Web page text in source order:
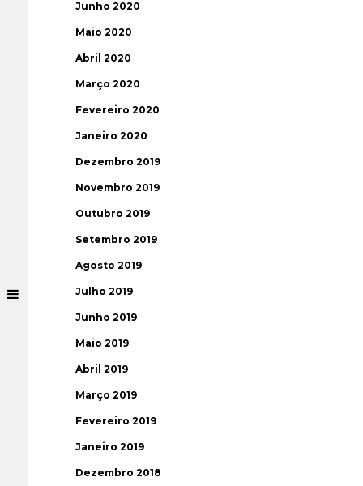
Junho 2020
Maio 2020
Abril 2020
Março 2020
Fevereiro 2020
Janeiro 2020
Dezembro 2019
Novembro 2019
Outubro 2019
Setembro 2019
Agosto 2019
Julho 2019
Junho 2019
Maio 2019
Abril 2019
Março 2019
Fevereiro 2019
Janeiro 2019
Dezembro 2018